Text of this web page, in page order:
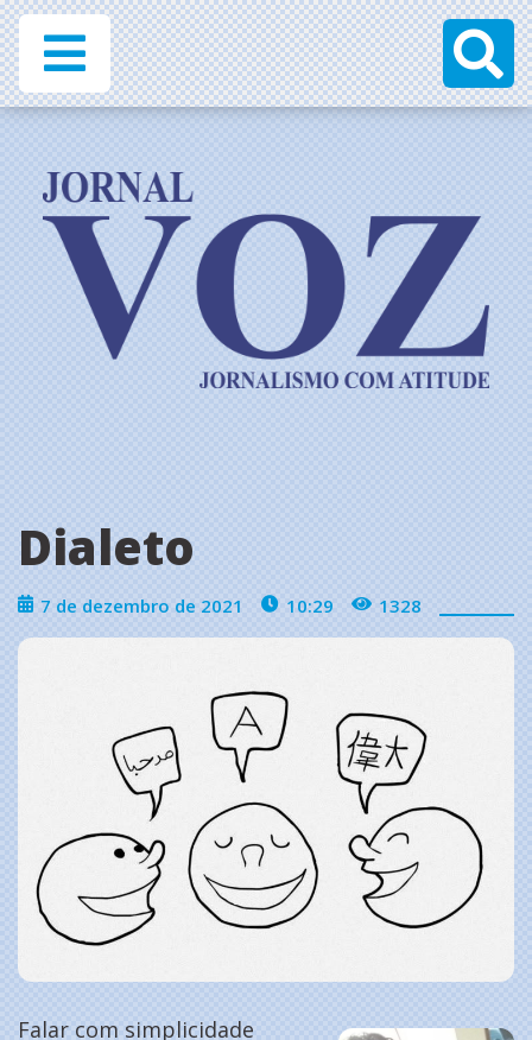
Dialeto
7 de dezembro de 2021 10:29 1328
Falar com simplicidade